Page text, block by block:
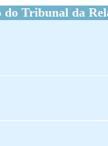
do Tribunal da